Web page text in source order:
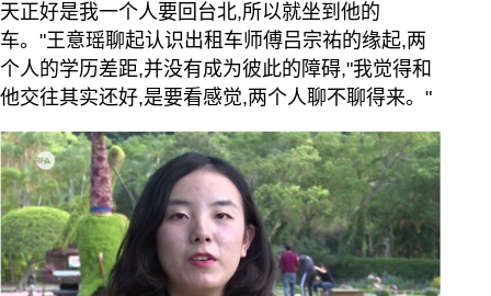
天正好是我一个人要回台北,所以就坐到他的
车。"王意瑶聊起认识出租车师傅吕宗祐的缘起,两
个人的学历差距,并没有成为彼此的障碍,"我觉得和
他交往其实还好,是要看感觉,两个人聊不聊得来。"